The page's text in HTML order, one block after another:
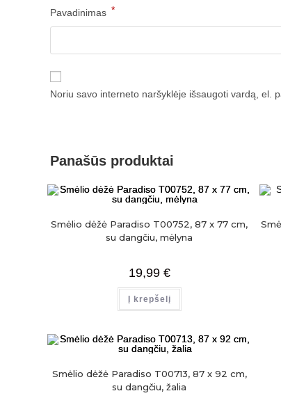
Pavadinimas *
Noriu savo interneto naršyklėje išsaugoti vardą, el.
Panašūs produktai
Smėlio dėžė Paradiso T00752, 87 x 77 cm,
su dangčiu, mėlyna
19,99 €
Į krepšelį
Smėlio dėžė Paradiso T00713, 87 x 92 cm,
su dangčiu, žalia